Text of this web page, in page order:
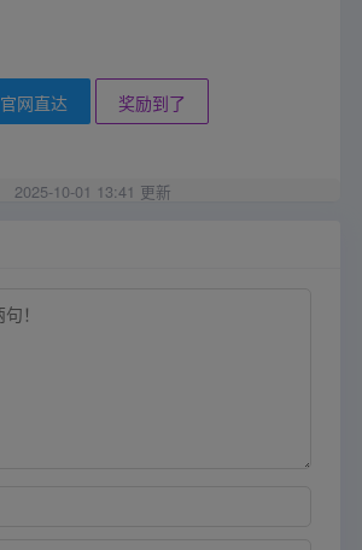
官网直达 奖励到了
2025-10-01 13:41 更新